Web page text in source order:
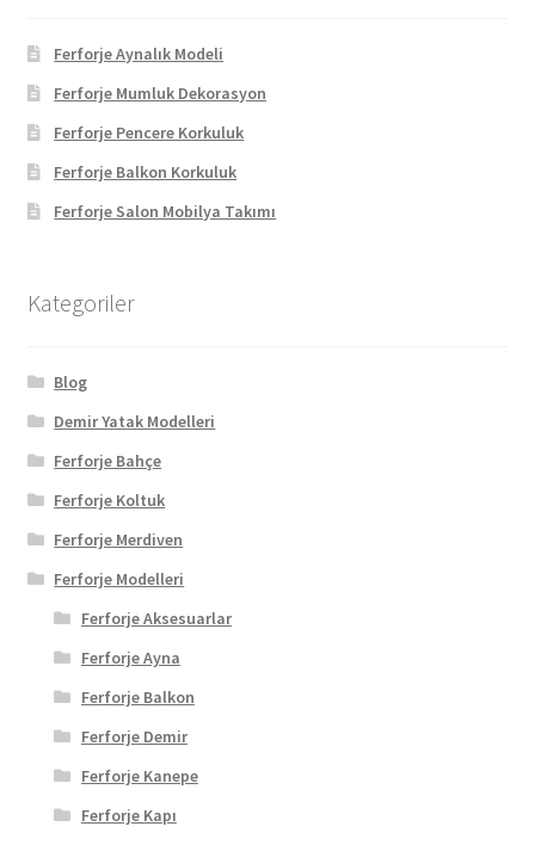
Ferforje Aynalık Modeli
Ferforje Mumluk Dekorasyon
Ferforje Pencere Korkuluk
Ferforje Balkon Korkuluk
Ferforje Salon Mobilya Takımı
Kategoriler
Blog
Demir Yatak Modelleri
Ferforje Bahçe
Ferforje Koltuk
Ferforje Merdiven
Ferforje Modelleri
Ferforje Aksesuarlar
Ferforje Ayna
Ferforje Balkon
Ferforje Demir
Ferforje Kanepe
Ferforje Kapı